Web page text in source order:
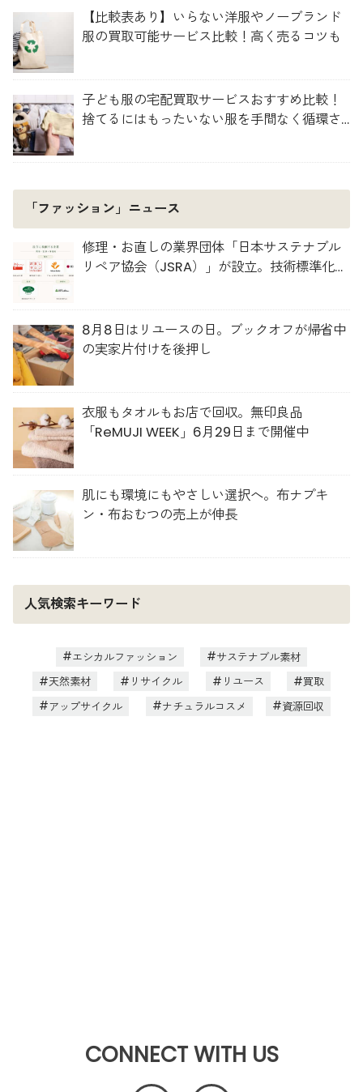
【比較表あり】いらない洋服やノーブランド
服の買取可能サービス比較！高く売るコツも
子ども服の宅配買取サービスおすすめ比較！
捨てるにはもったいない服を手間なく循環さ
「ファッション」ニュース
修理・お直しの業界団体「日本サステナブル
リペア協会（JSRA）」が設立。技術標準化や
8月8日はリユースの日。ブックオフが帰省中
の実家片付けを後押し
衣服もタオルもお店で回収。無印良品
「ReMUJI WEEK」6月29日まで開催中
肌にも環境にもやさしい選択へ。布ナプキ
ン・布おむつの売上が伸長
人気検索キーワード
エシカルファッション
サステナブル素材
天然素材
リサイクル リユース
買取
アップサイクル
ナチュラルコスメ 資源回収
CONNECT WITH US